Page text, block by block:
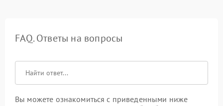
FAQ. Ответы на вопросы
Вы можете ознакомиться с приведенными ниже